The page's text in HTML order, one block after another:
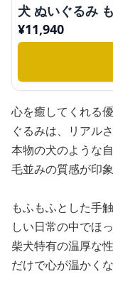
犬 ぬいぐるみ
¥11,940
心を癒してくれる
ぐるみは、リアル
本物の犬のような
毛並みの質感が印象
もふもふとした手
しい日常の中でほ
柴犬特有の温厚な
だけで心が温かく